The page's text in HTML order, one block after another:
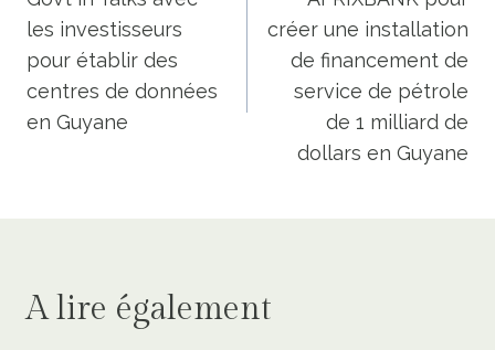
l’article
les investisseurs
pour établir des
centres de données
en Guyane
créer une installation
de financement de
service de pétrole
de 1 milliard de
dollars en Guyane
A lire également